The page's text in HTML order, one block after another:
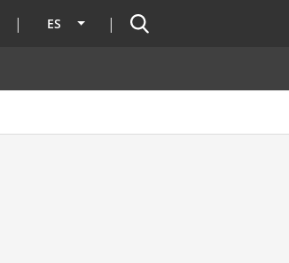
ES Lista adicional de acciones
Buscador